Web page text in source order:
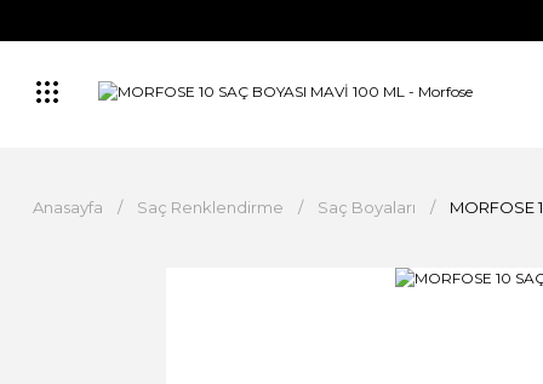
Anasayfa Saç Renklendirme Saç Boyaları MORFOSE